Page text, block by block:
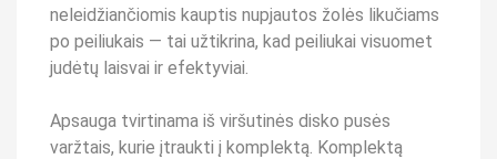
neleidžiančiomis kauptis nupjautos žolės likučiams
po peiliukais — tai užtikrina, kad peiliukai visuomet
judėtų laisvai ir efektyviai.
Apsauga tvirtinama iš viršutinės disko pusės
varžtais, kurie įtraukti į komplektą. Komplektą